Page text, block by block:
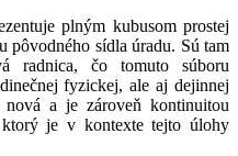
plným kubusom prostej
pôvodného sídla úradu. Sú tam
radnica, čo tomuto súboru
fyzickej, ale aj dejinnej
a je zároveň kontinuitou
je v kontexte tejto úlohy